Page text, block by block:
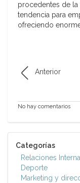
procedentes de
tendencia para
ofreciendo
Anterior
No hay comentarios
Categorías
Relaciones
Deporte
Marketing y